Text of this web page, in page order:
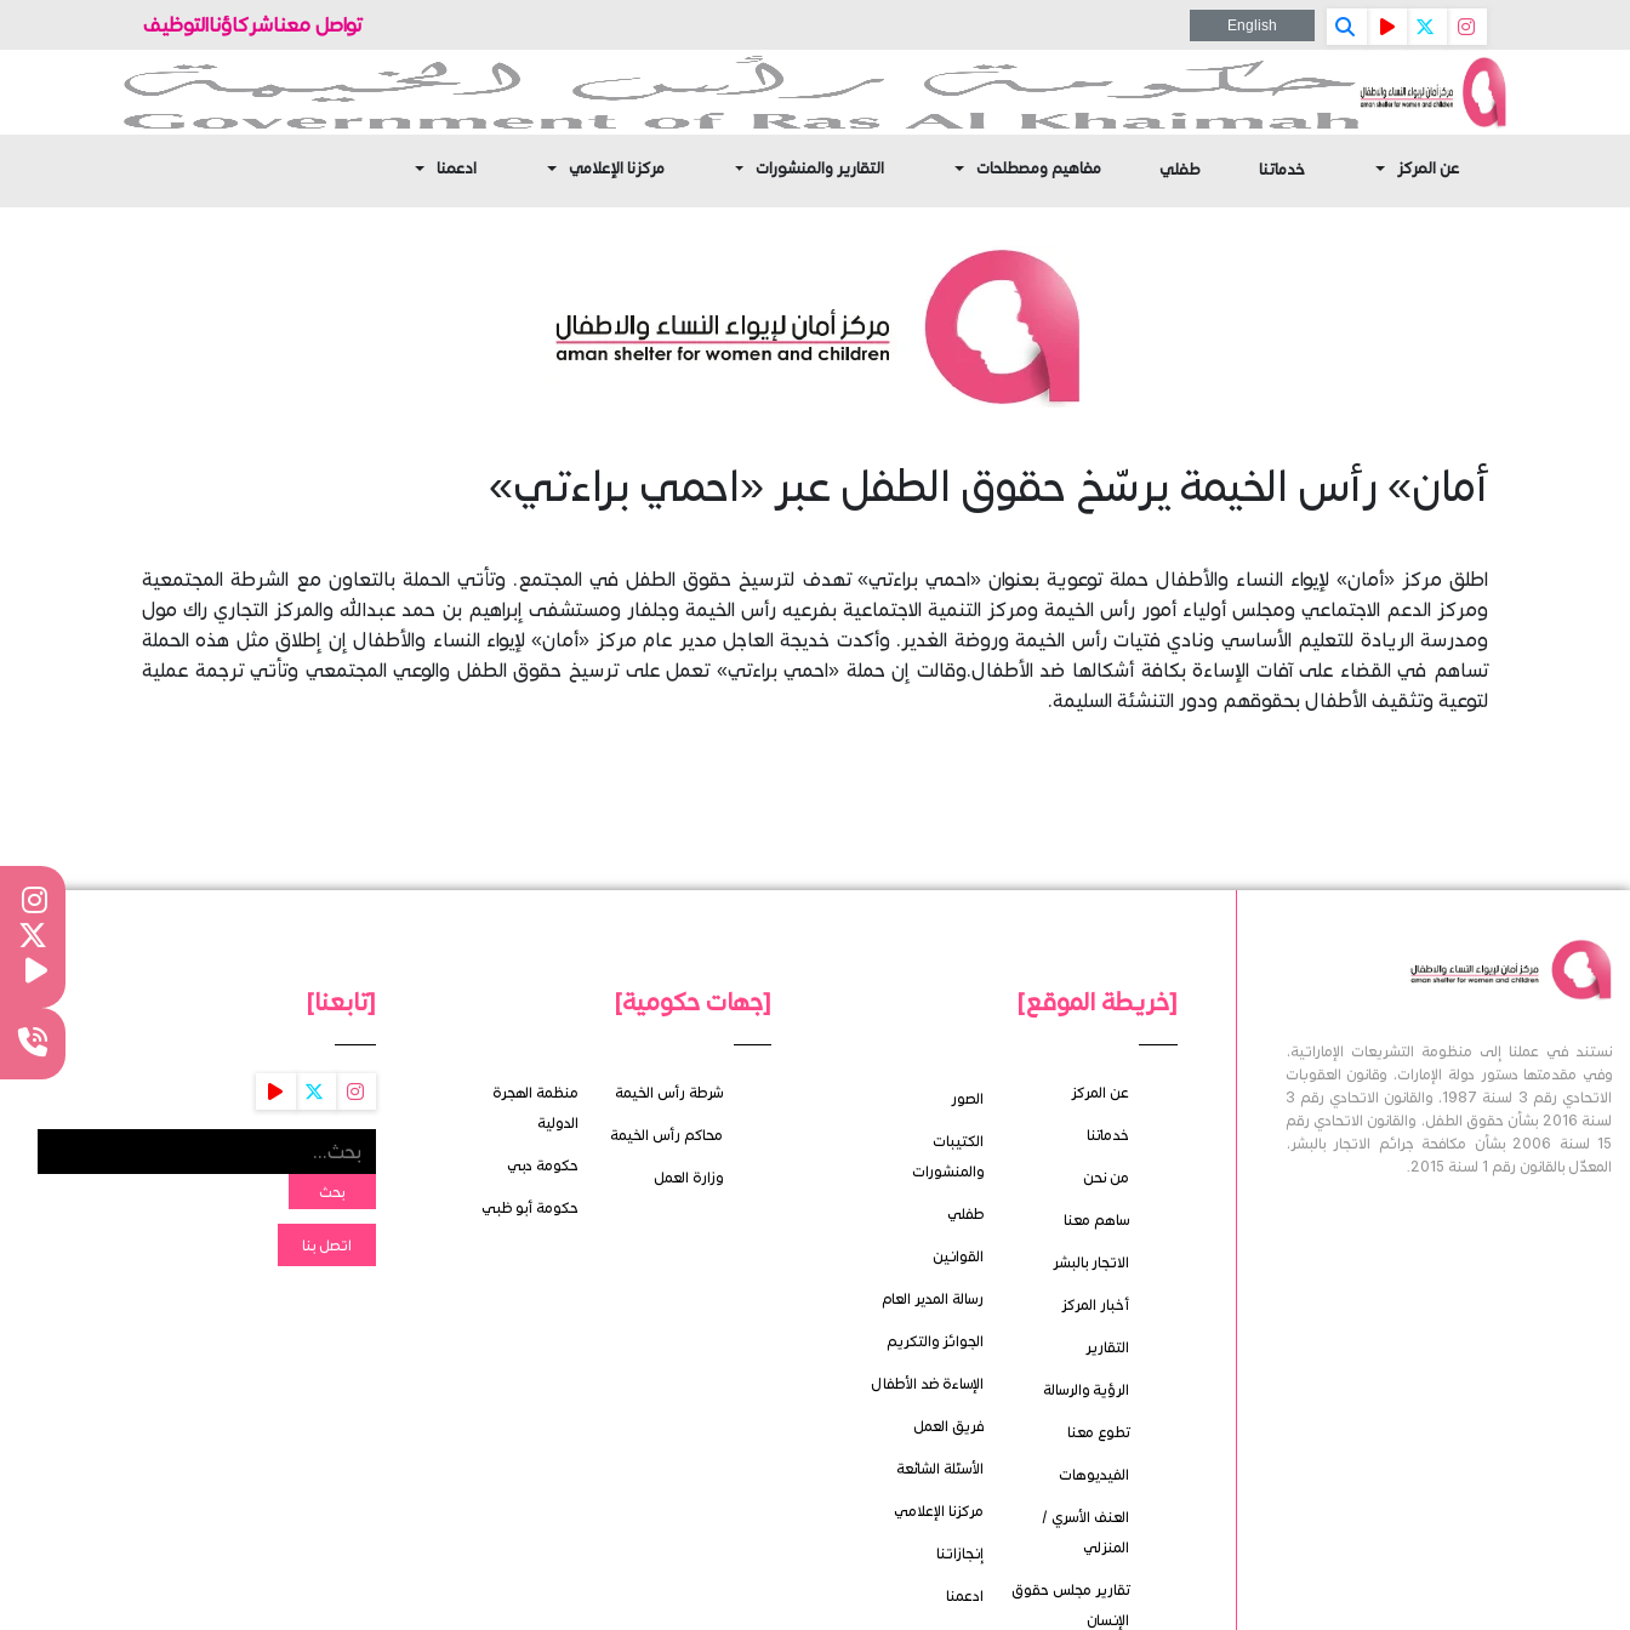
English تواصل معناشركاؤناالتوظيف
عن المركز خدماتنا طفلي مفاهيم ومصطلحات التقارير والمنشورات مركزنا الإعلامي ادعمنا
أمان» رأس الخيمة يرسّخ حقوق الطفل عبر «احمي براءتي»
اطلق مركز «أمان» لإيواء النساء والأطفال حملة توعوية بعنوان «احمي براءتي» تهدف لترسيخ حقوق الطفل في المجتمع. وتأتي الحملة بالتعاون مع الشرطة المجتمعية
ومركز الدعم الاجتماعي ومجلس أولياء أمور رأس الخيمة ومركز التنمية الاجتماعية بفرعيه رأس الخيمة وجلفار ومستشفى إبراهيم بن حمد عبدالله والمركز التجاري راك مول
ومدرسة الريادة للتعليم الأساسي ونادي فتيات رأس الخيمة وروضة الغدير. وأكدت خديجة العاجل مدير عام مركز «أمان» لإيواء النساء والأطفال إن إطلاق مثل هذه الحملة
تساهم في القضاء على آفات الإساءة بكافة أشكالها ضد الأطفال.وقالت إن حملة «احمي براءتي» تعمل على ترسيخ حقوق الطفل والوعي المجتمعي وتأتي ترجمة عملية
لتوعية وتثقيف الأطفال بحقوقهم ودور التنشئة السليمة.
نستند في عملنا إلى منظومة التشريعات الإماراتية،
وفي مقدمتها دستور دولة الإمارات، وقانون العقوبات
الاتحادي رقم 3 لسنة 1987، والقانون الاتحادي رقم 3
لسنة 2016 بشأن حقوق الطفل، والقانون الاتحادي رقم
15 لسنة 2006 بشأن مكافحة جرائم الاتجار بالبشر،
المعدّل بالقانون رقم 1 لسنة 2015.
[خريطة الموقع]
عن المركز
خدماتنا
من نحن
ساهم معنا
الاتجار بالبشر
أخبار المركز
التقارير
الرؤية والرسالة
تطوع معنا
الفيديوهات
العنف الأسري /
المنزلي
تقارير مجلس حقوق
الإنسان
الصور
الكتيبات
والمنشورات
طفلي
القوانين
رسالة المدير العام
الجوائز والتكريم
الإساءة ضد الأطفال
فريق العمل
الأسئلة الشائعة
مركزنا الإعلامي
إنجازاتنا
ادعمنا
[جهات حكومية]
شرطة رأس الخيمة
محاكم رأس الخيمة
وزارة العمل
منظمة الهجرة
الدولية
حكومة دبي
حكومة أبو ظبي
[تابعنا]
بحث
اتصل بنا